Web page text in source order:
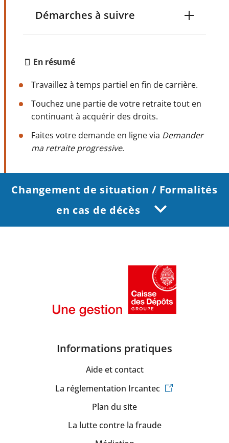
Démarches à suivre
🧾 En résumé
Travaillez à temps partiel en fin de carrière.
Touchez une partie de votre retraite tout en
continuant à acquérir des droits.
Faites votre demande en ligne via Demander
ma retraite progressive.
Changement de situation / Formalités
en cas de décès
Informations pratiques
Aide et contact
La réglementation Ircantec
Plan du site
La lutte contre la fraude